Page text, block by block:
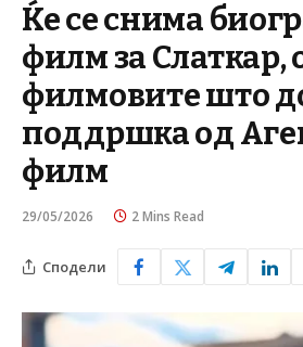
Ќе се снима
филм за Слаткар,
филмовите што
поддршка од
филм
29/05/2026 2 Mins Read
Сподели